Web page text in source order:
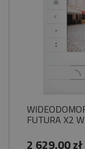
FUTURA X2
2 629,00 zł